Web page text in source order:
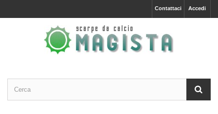
Accedi
Contattaci